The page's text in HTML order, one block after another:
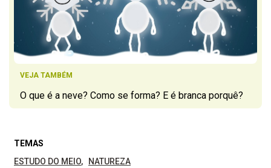
VEJA TAMBÉM
O que é a neve? Como se forma? E é branca porquê?
TEMAS
ESTUDO DO MEIO
NATUREZA